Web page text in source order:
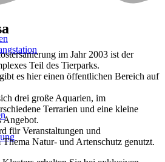
im Jahr 2003 ist der
Teil des Tierparks.
es hier einen öffentlichen Bereich auf
drei große Aquarien, im
Terrarien und eine kleine
Angebot.
für Veranstaltungen und
Thema Natur- und Artenschutz genutzt.